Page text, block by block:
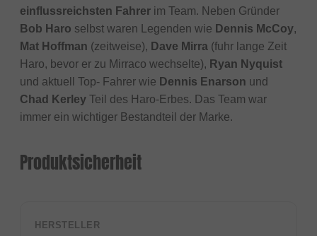
einflussreichsten Fahrer im Team. Neben Gründer
Bob Haro selbst waren Legenden wie Dennis McCoy,
Mat Hoffman (zeitweise), Dave Mirra (fuhr lange Zeit
Haro, bevor er zu Mirraco wechselte), Ryan Nyquist
und aktuell Top- Fahrer wie Dennis Enarson und
Chad Kerley Teil des Haro-Erbes. Das Team war
immer ein wichtiger Bestandteil der Marke.
Produktsicherheit
HERSTELLER